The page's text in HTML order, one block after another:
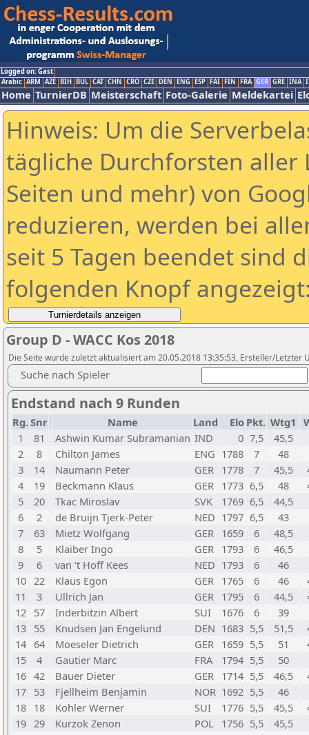
Logged on: Gast
Arabic ARM AZE BIH BUL CAT CHN CRO CZE DEN ENG ESP FAI FIN FRA GER GRE INA
Home TurnierDB Meisterschaft Foto-Galerie Meldekartei
Hinweis: Um die
tägliche Durchforsten aller
Seiten und mehr) von
reduzieren, werden bei
seit 5 Tagen beendet sind
folgenden Knopf
Group D - WACC Kos 2018
Die Seite wurde zuletzt aktualisiert am 20.05.2018 13:35:53, Ersteller/Letzter
Suche nach Spieler
Endstand nach 9 Runden
Rg.Snr Name Land Elo Pkt. Wtg1
1
81 Ashwin Kumar Subramanian IND 0 7,5
45,5
2
8 Chilton James ENG 1788 7
48
3
14 Naumann Peter GER 1778 7 45,5
4
19 Beckmann Klaus GER 1773 6,5 48
5
20 Tkac Miroslav SVK 1769 6,5
44,5
6
2 de Bruijn Tjerk-Peter NED 1797 6,5
43
7
63 Mietz Wolfgang GER 1659 6
48,5
8
5 Klaiber Ingo GER 1793 6
46,5
9
6 van 't Hoff Kees NED 1793 6
46
10 22 Klaus Egon GER 1765 6 46
11
3 Ullrich Jan GER 1795 6 44,5
12 57 Inderbitzin Albert SUI 1676 6
39
13 55 Knudsen Jan Engelund DEN 1683 5,5 51,5
14 64 Moeseler Dietrich GER 1659 5,5 51
15
4 Gautier Marc FRA 1794 5,5
50
16 42 Bauer Dieter GER 1714 5,5 46,5
17 53 Fjellheim Benjamin NOR 1692 5,5
46
18 18 Kohler Werner SUI 1776 5,5 45,5
19 29 Kurzok Zenon POL 1756 5,5
45,5